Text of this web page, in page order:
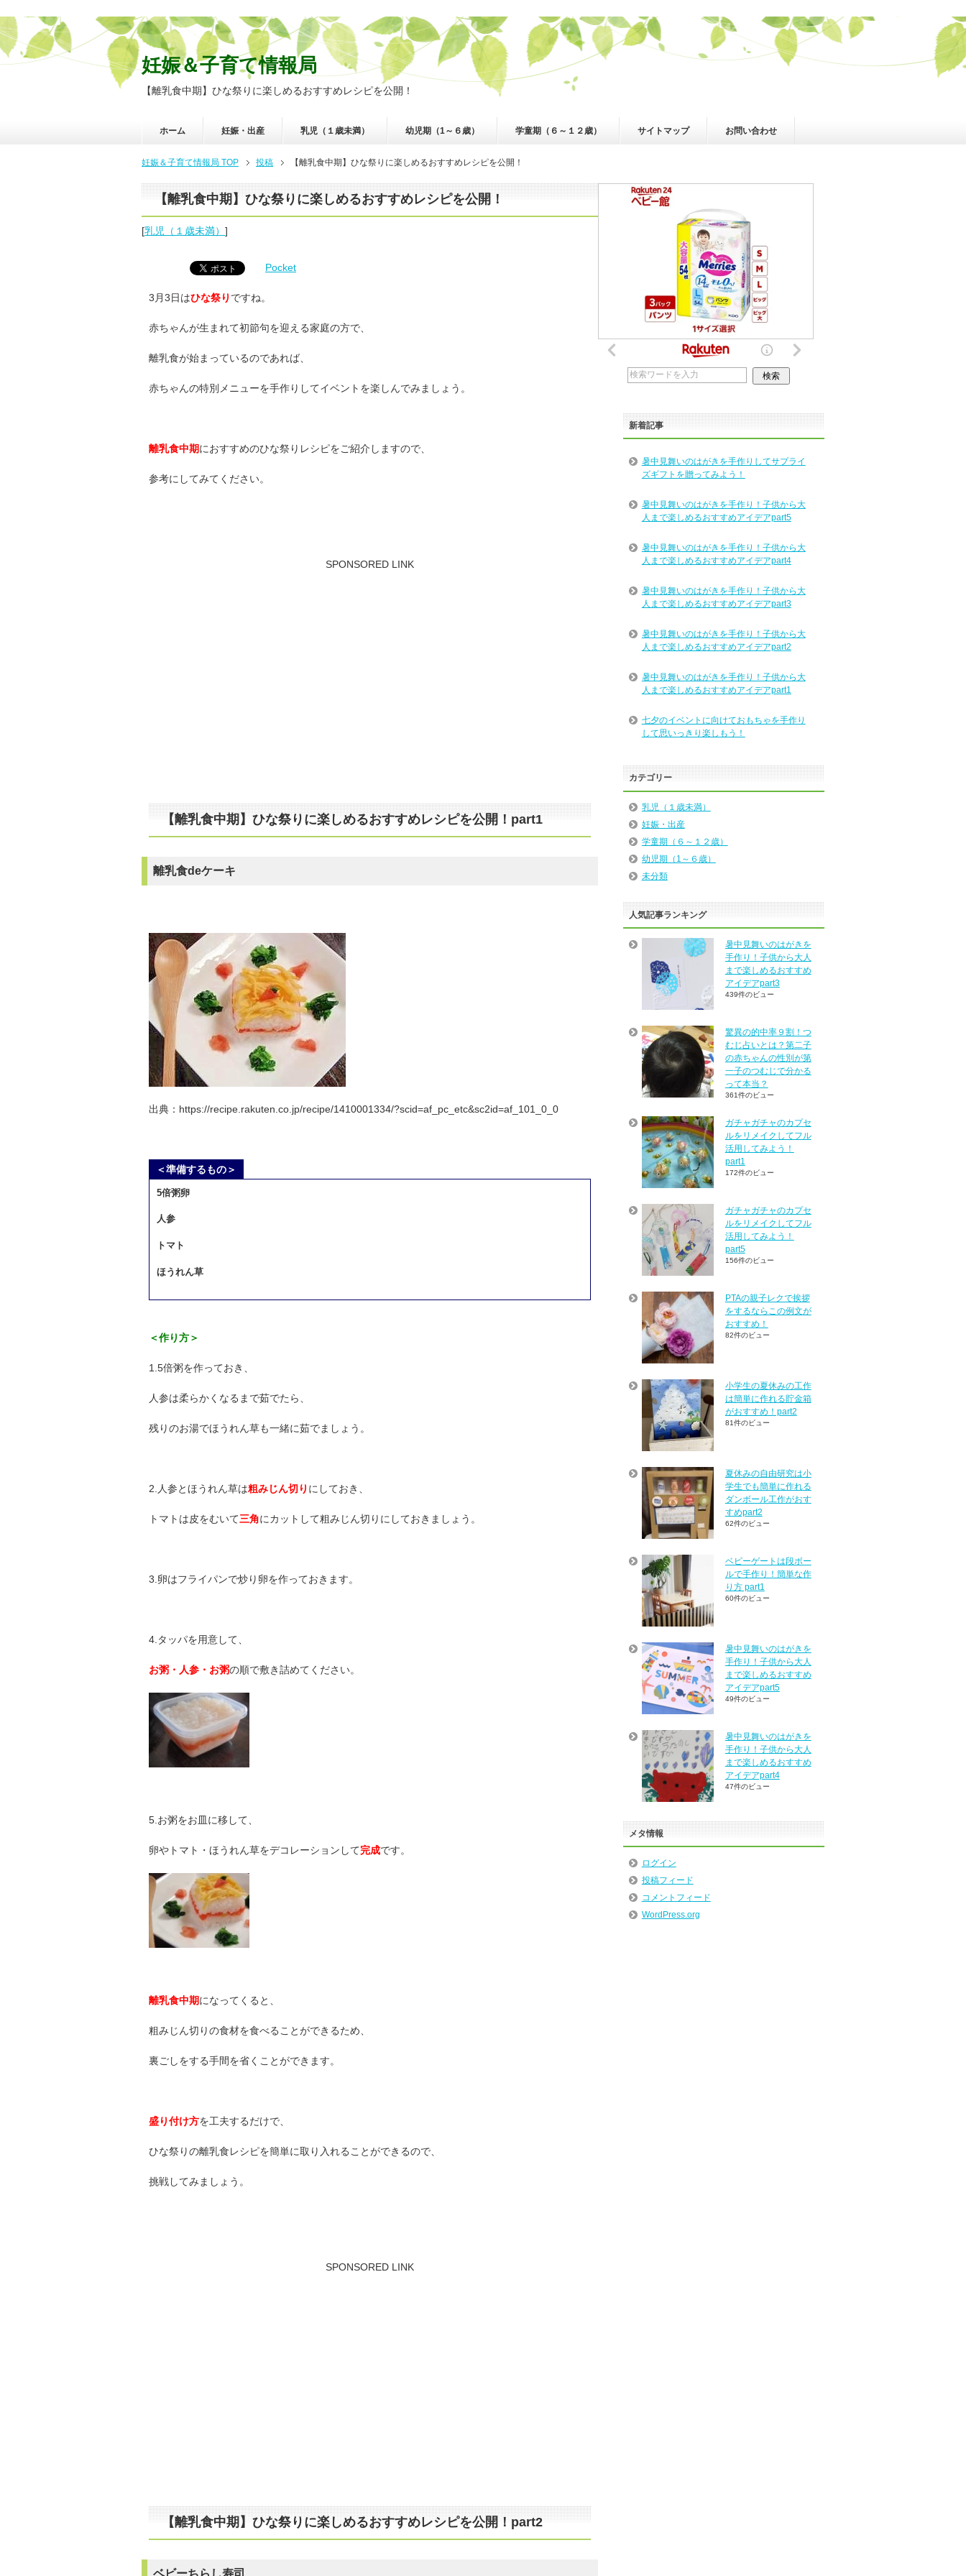
妊娠＆子育て情報局
【離乳食中期】ひな祭りに楽しめるおすすめレシピを公開！
ホーム 妊娠・出産 乳児（１歳未満） 幼児期（1～６歳） 学童期（６～１２歳） サイトマップ お問い合わせ
妊娠＆子育て情報局 TOP 投稿 【離乳食中期】ひな祭りに楽しめるおすすめレシピを公開！
【離乳食中期】ひな祭りに楽しめるおすすめレシピを公開！
[乳児（１歳未満） ]
Pocket
3月3日はひな祭り ですね。
赤ちゃんが生まれて初節句を迎える家庭の方で、
離乳食が始まっているのであれば、
赤ちゃんの特別メニューを手作りしてイベントを楽しんでみましょう。
離乳食中期におすすめのひな祭りレシピをご紹介しますので、
参考にしてみてください。
SPONSORED LINK
【離乳食中期】ひな祭りに楽しめるおすすめレシピを公開！part1
離乳食deケーキ
出典：https://recipe.rakuten.co.jp/recipe/1410001334/?scid=af_pc_etc&sc2id=af_101_0_0
＜準備するもの＞
5倍粥卵
人参
トマト
ほうれん草
＜作り方＞
1.5倍粥を作っておき、
人参は柔らかくなるまで茹でたら、
残りのお湯でほうれん草も一緒に茹でましょう。
2.人参とほうれん草は粗みじん切り にしておき、
トマトは皮をむいて三角にカットして粗みじん切りにしておきましょう。
3.卵はフライパンで炒り卵を作っておきます。
4.タッパを用意して、
お粥・人参・お粥の順で敷き詰めてください。
5.お粥をお皿に移して、
卵やトマト・ほうれん草をデコレーションして完成です。
離乳食中期になってくると、
粗みじん切りの食材を食べることができるため、
裏ごしをする手間を省くことができます。
盛り付け方を工夫するだけで、
ひな祭りの離乳食レシピを簡単に取り入れることができるので、
挑戦してみましょう。
SPONSORED LINK
【離乳食中期】ひな祭りに楽しめるおすすめレシピを公開！part2
新着記事
暑中見舞いのはがきを手作りしてサプライ
ズギフトを贈ってみよう！
暑中見舞いのはがきを手作り！子供から大
人まで楽しめるおすすめアイデアpart5
暑中見舞いのはがきを手作り！子供から大
人まで楽しめるおすすめアイデアpart4
暑中見舞いのはがきを手作り！子供から大
人まで楽しめるおすすめアイデアpart3
暑中見舞いのはがきを手作り！子供から大
人まで楽しめるおすすめアイデアpart2
暑中見舞いのはがきを手作り！子供から大
人まで楽しめるおすすめアイデアpart1
七夕のイベントに向けておもちゃを手作り
して思いっきり楽しもう！
カテゴリー
乳児（１歳未満）
妊娠・出産
学童期（６～１２歳）
幼児期（1～６歳）
未分類
人気記事ランキング
暑中見舞いのはがきを
手作り！子供から大人
まで楽しめるおすすめ
アイデアpart3
439件のビュー
驚異の的中率９割！つ
むじ占いとは？第二子
の赤ちゃんの性別が第
一子のつむじで分かる
って本当？
361件のビュー
ガチャガチャのカプセ
ルをリメイクしてフル
活用してみよう！
part1
172件のビュー
ガチャガチャのカプセ
ルをリメイクしてフル
活用してみよう！
part5
156件のビュー
PTAの親子レクで挨拶
をするならこの例文が
おすすめ！
82件のビュー
小学生の夏休みの工作
は簡単に作れる貯金箱
がおすすめ！part2
81件のビュー
夏休みの自由研究は小
学生でも簡単に作れる
ダンボール工作がおす
すめpart2
62件のビュー
ベビーゲートは段ボー
ルで手作り！簡単な作
り方 part1
60件のビュー
暑中見舞いのはがきを
手作り！子供から大人
まで楽しめるおすすめ
アイデアpart5
49件のビュー
暑中見舞いのはがきを
手作り！子供から大人
まで楽しめるおすすめ
アイデアpart4
47件のビュー
メタ情報
ログイン
投稿フィード
コメントフィード
WordPress.org